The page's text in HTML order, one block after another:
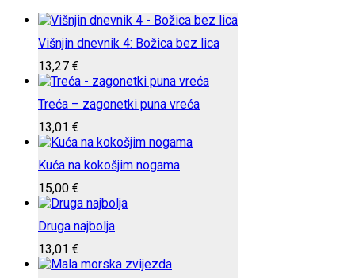
Višnjin dnevnik 4: Božica bez lica
13,27 €
Treća – zagonetki puna vreća
13,01 €
Kuća na kokošjim nogama
15,00 €
Druga najbolja
13,01 €